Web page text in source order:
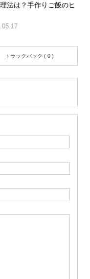
法は？手作りご飯のヒ
トラックバック ( 0 )